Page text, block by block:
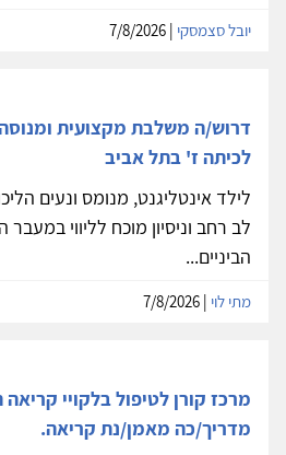
יובל סצמסקי
דרוש/ה משלבת מקצועית
לכיתה ז' בתל אביב
לילד אינטליגנט, מנומס ונעים
לב רחב וניסיון מוכח לליווי
הביניים...
מתי לוי
מרכז קורן לטיפול בלקויי
מדריך/כה מאמן/נת קריאה.